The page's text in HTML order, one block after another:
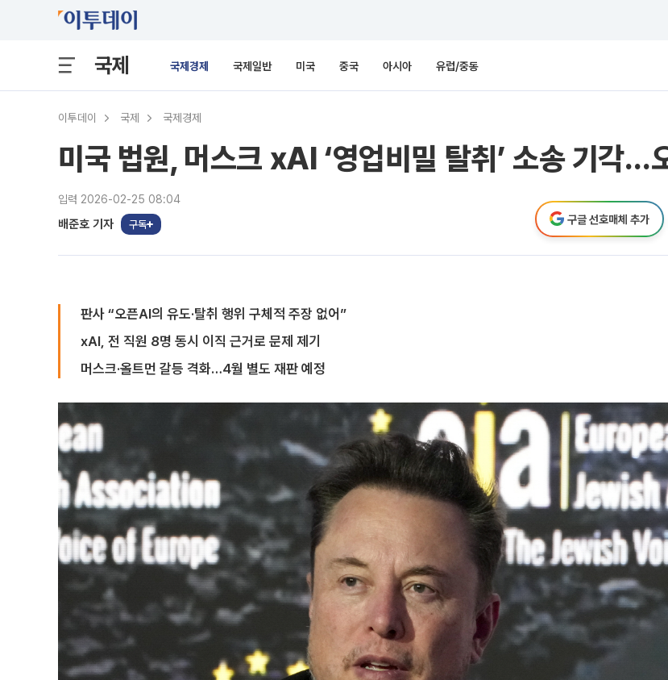
국제 국제경제 국제일반 미국 중국 아시아 유럽/중동
이투데이 국제 국제경제
미국 법원, 머스크 xAI ‘영업비밀 탈취’ 소송 기각…
입력 2026-02-25 08:04
배준호 기자 구독 구글 선호매체 추가
판사 “오픈AI의 유도·탈취 행위 구체적 주장 없어”
xAI, 전 직원 8명 동시 이직 근거로 문제 제기
머스크·올트먼 갈등 격화…4월 별도 재판 예정